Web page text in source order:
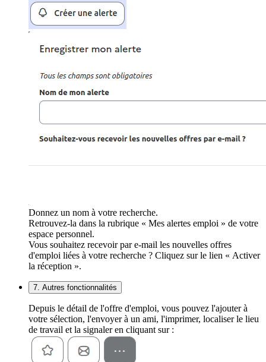
Donnez un nom à votre recherche.
Retrouvez-la dans la rubrique « Mes alertes emploi » de votre
espace personnel.
Vous souhaitez recevoir par e-mail les nouvelles offres
d'emploi liées à votre recherche ? Cliquez sur le lien « Activer
la réception ».
7. Autres fonctionnalités
Depuis le détail de l'offre d'emploi, vous pouvez l'ajouter à
votre sélection, l'envoyer à un ami, l'imprimer, localiser le lieu
de travail et la signaler en cliquant sur :